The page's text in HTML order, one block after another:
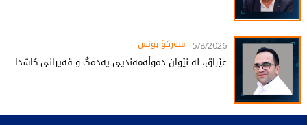
5/8/2026 سەرکۆ یونس
عێراق، لە نێوان دەوڵەمەندیی یەدەگ و قەیرانی کاشدا